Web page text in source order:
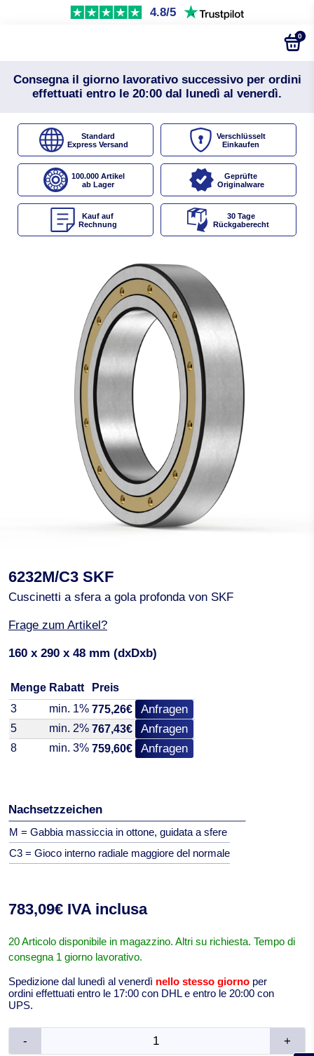
4.8/5
0
Consegna il giorno lavorativo successivo per ordini
effettuati entro le 20:00 dal lunedì al venerdì.
Standard
Express Versand
Verschlüsselt
Einkaufen
100.000 Artikel
ab Lager
Geprüfte
Originalware
Kauf auf
Rechnung
30 Tage
Rückgaberecht
6232M/C3 SKF
Cuscinetti a sfera a gola profonda von SKF
Frage zum Artikel?
160 x 290 x 48 mm (dxDxb)
Menge Rabatt
Preis
3
min. 1% 775,26€ Anfragen
5 min. 2% 767,43€ Anfragen
8 min. 3% 759,60€ Anfragen
Nachsetzzeichen
M = Gabbia massiccia in ottone, guidata a sfere
C3 = Gioco interno radiale maggiore del normale
783,09€ IVA inclusa
20 Articolo disponibile in magazzino. Altri su richiesta. Tempo di
consegna 1 giorno lavorativo.
Spedizione dal lunedì al venerdì nello stesso giorno per
ordini effettuati entro le 17:00 con DHL e entro le 20:00 con
UPS.
- +